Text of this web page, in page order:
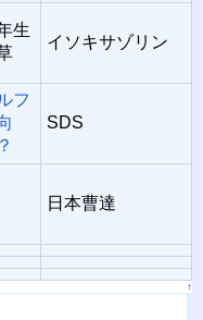
生
イソキサゾリン
フ
SDS
日本曹達
↑